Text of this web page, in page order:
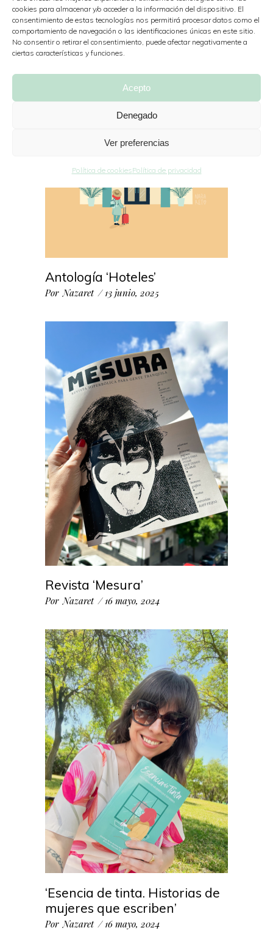
cookies para almacenar y/o acceder a la información del dispositivo. El
consentimiento de estas tecnologías nos permitirá procesar datos como el
comportamiento de navegación o las identificaciones únicas en este sitio.
No consentir o retirar el consentimiento, puede afectar negativamente a
ciertas características y funciones.
Acepto
Denegado
Ver preferencias
Política de cookiesPolítica de privacidad
Antología ‘Hoteles’
Por Nazaret 13 junio, 2025
Revista ‘Mesura’
Por Nazaret 16 mayo, 2024
‘Esencia de tinta. Historias de
mujeres que escriben’
Por Nazaret 16 mayo, 2024